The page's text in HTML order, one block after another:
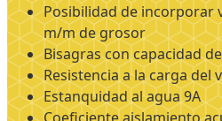
Posibilidad de incorporar
m/m de grosor
Bisagras con capacidad
Resistencia a la carga del
Estanquidad al agua 9A